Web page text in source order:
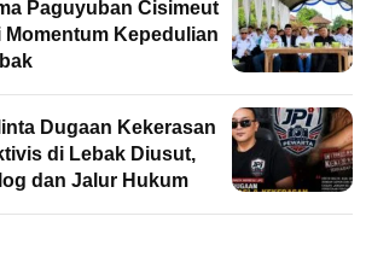
Paguyuban Cisimeut
Momentum Kepedulian
Dugaan Kekerasan
di Lebak Diusut,
dan Jalur Hukum